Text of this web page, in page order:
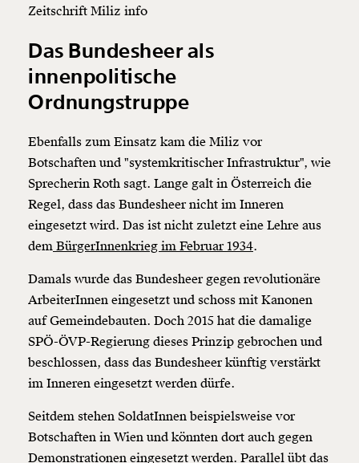
Zeitschrift Miliz info
Das Bundesheer als
innenpolitische
Ordnungstruppe
Ebenfalls zum Einsatz kam die Miliz vor
Botschaften und "systemkritischer Infrastruktur", wie
Sprecherin Roth sagt. Lange galt in Österreich die
Regel, dass das Bundesheer nicht im Inneren
eingesetzt wird. Das ist nicht zuletzt eine Lehre aus
dem BürgerInnenkrieg im Februar 1934.
Damals wurde das Bundesheer gegen revolutionäre
ArbeiterInnen eingesetzt und schoss mit Kanonen
auf Gemeindebauten. Doch 2015 hat die damalige
SPÖ-ÖVP-Regierung dieses Prinzip gebrochen und
beschlossen, dass das Bundesheer künftig verstärkt
im Inneren eingesetzt werden dürfe.
Seitdem stehen SoldatInnen beispielsweise vor
Botschaften in Wien und könnten dort auch gegen
Demonstrationen eingesetzt werden. Parallel übt das